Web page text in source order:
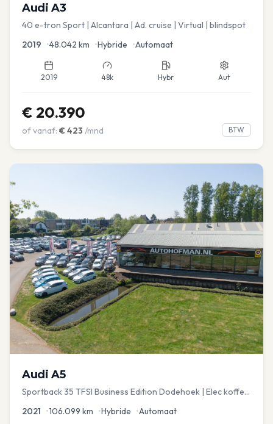
Audi A3
40 e-tron Sport | Alcantara | Ad. cruise | Virtual | blindspot
2019 •48.042 km •Hybride •Automaat
2019 48k Hybr Aut
€ 20.390
of vanaf: € 423 /mnd BTW
Audi A5
Sportback 35 TFSI Business Edition Dodehoek | Elec koffer
2021 •106.099 km •Hybride •Automaat